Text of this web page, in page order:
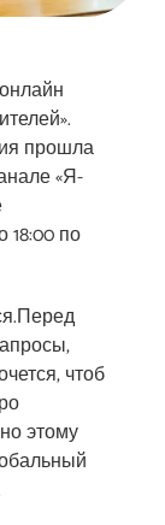
прошла
«Я-
18:00 по
чтоб
этому